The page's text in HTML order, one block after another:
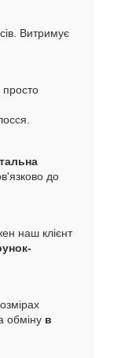
Витримує
просто
до
наш клієнт
обміну в